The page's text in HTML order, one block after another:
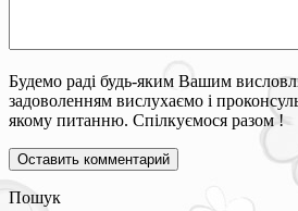
Будемо раді будь-яким Вашим
задоволенням вислухаємо і
якому питанню. Спілкуємося разом !
Пошук